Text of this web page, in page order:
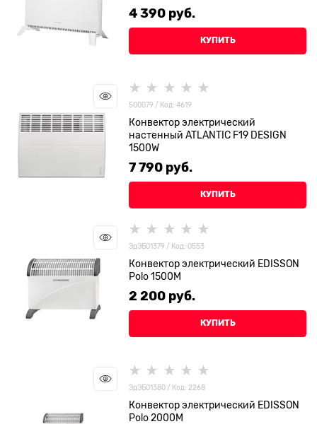
4 390 руб.
КУПИТЬ
500079 / Код: 4619
Конвектор электрический
настенный ATLANTIC F19 DESIGN
1500W
7 790 руб.
КУПИТЬ
ЭдЭБ01379 / Код: 0553
Конвектор электрический EDISSON
Polo 1500M
2 200 руб.
КУПИТЬ
ЭдЭБ01380 / Код: 2268
Конвектор электрический EDISSON
Polo 2000M